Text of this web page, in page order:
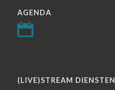
AGENDA
(LIVE)STREAM DIENSTEN